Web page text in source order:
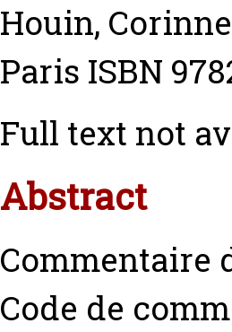
Houin, Corinne
Paris ISBN
Full text not
Abstract
Commentaire
Code de